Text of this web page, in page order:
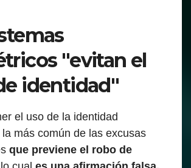
"evitan el
identidad"
el uso de la identidad
más común de las excusas
que previene el robo de